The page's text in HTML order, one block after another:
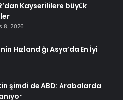
Kayserililere büyük
8, 2026
Hızlandığı Asya’da En İyi
şimdi de ABD: Arabalarda